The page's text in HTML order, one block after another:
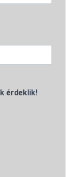
érdeklik!